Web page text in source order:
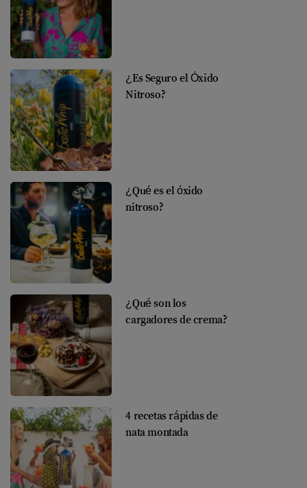
¿Es Seguro el Óxido
Nitroso?
¿Qué es el óxido
nitroso?
¿Qué son los
cargadores de crema?
4 recetas rápidas de
nata montada